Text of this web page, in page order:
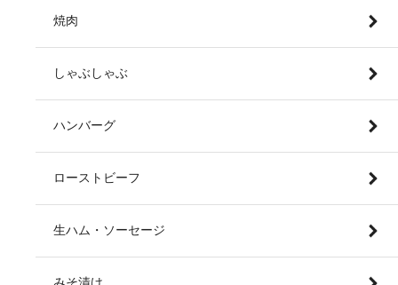
焼肉
しゃぶしゃぶ
ハンバーグ
ローストビーフ
生ハム・ソーセージ